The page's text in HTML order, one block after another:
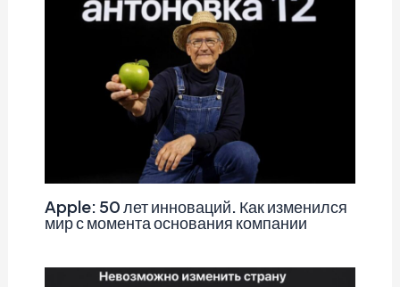
Apple: 50 лет инноваций. Как изменился
мир с момента основания компании